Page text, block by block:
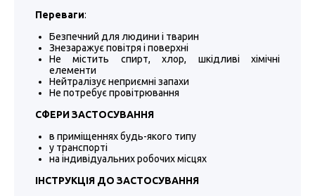
Переваги:
Безпечний для людини і тварин
Знезаражує повітря і поверхні
Не містить спирт, хлор, шкідливі хімічні
елементи
Нейтралізує неприємні запахи
Не потребує провітрювання
СФЕРИ ЗАСТОСУВАННЯ
в приміщеннях будь-якого типу
у транспорті
на індивідуальних робочих місцях
ІНСТРУКЦІЯ ДО ЗАСТОСУВАННЯ